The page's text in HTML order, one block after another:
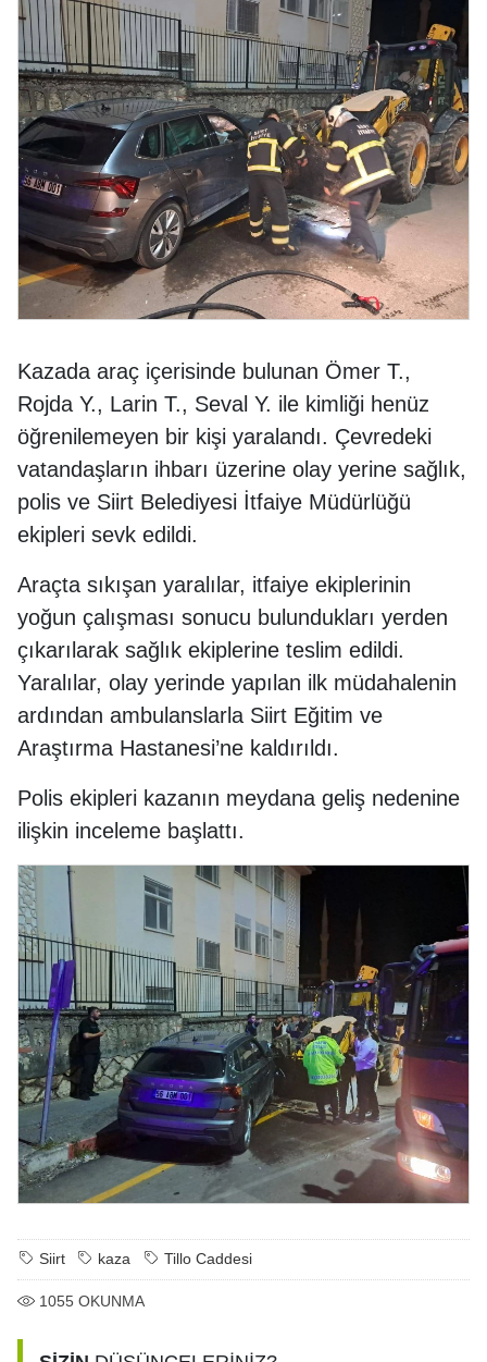
Kazada araç içerisinde bulunan Ömer T.,
Rojda Y., Larin T., Seval Y. ile kimliği henüz
öğrenilemeyen bir kişi yaralandı. Çevredeki
vatandaşların ihbarı üzerine olay yerine sağlık,
polis ve Siirt Belediyesi İtfaiye Müdürlüğü
ekipleri sevk edildi.
Araçta sıkışan yaralılar, itfaiye ekiplerinin
yoğun çalışması sonucu bulundukları yerden
çıkarılarak sağlık ekiplerine teslim edildi.
Yaralılar, olay yerinde yapılan ilk müdahalenin
ardından ambulanslarla Siirt Eğitim ve
Araştırma Hastanesi’ne kaldırıldı.
Polis ekipleri kazanın meydana geliş nedenine
ilişkin inceleme başlattı.
Siirt kaza Tillo Caddesi
1055 OKUNMA